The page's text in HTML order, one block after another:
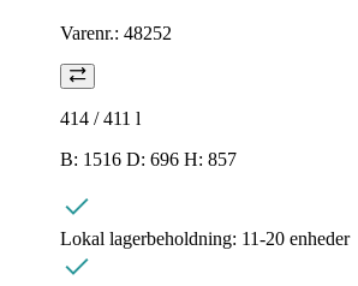
Varenr.: 48252
414 / 411 l
B: 1516 D: 696 H: 857
Lokal lagerbeholdning: 11-20 enheder